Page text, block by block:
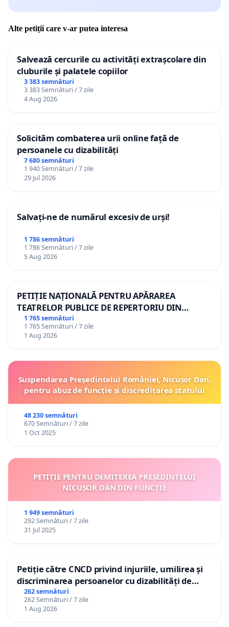
Alte petiții care v-ar putea interesa
Salvează cercurile cu activități extrașcolare din
cluburile și palatele copiilor
3 383 semnături
3 383 Semnături / 7 zile
4 Aug 2026
Solicităm combaterea urii online față de
persoanele cu dizabilități
7 680 semnături
1 940 Semnături / 7 zile
29 Jul 2026
Salvați-ne de numărul excesiv de urși!
1 786 semnături
1 786 Semnături / 7 zile
5 Aug 2026
PETIȚIE NAȚIONALĂ PENTRU APĂRAREA
TEATRELOR PUBLICE DE REPERTORIU DIN
ROMÂNIA
1 765 semnături
1 765 Semnături / 7 zile
1 Aug 2026
Suspendarea Președintelui României, Nicușor Dan,
pentru abuz de funcție și discreditarea statului
48 230 semnături
670 Semnături / 7 zile
1 Oct 2025
PETIȚIE PENTRU DEMITEREA PREȘEDINTELUI
NICUȘOR DAN DIN FUNCȚIE
1 949 semnături
292 Semnături / 7 zile
31 Jul 2025
Petiție către CNCD privind injuriile, umilirea și
discriminarea persoanelor cu dizabilități de
către utilizatorul TikTok „Gorici”
262 semnături
262 Semnături / 7 zile
1 Aug 2026